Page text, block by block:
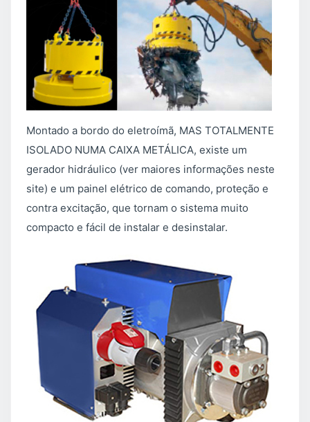
Montado a bordo do eletroímã, MAS TOTALMENTE
ISOLADO NUMA CAIXA METÁLICA, existe um
gerador hidráulico (ver maiores informações neste
site) e um painel elétrico de comando, proteção e
contra excitação, que tornam o sistema muito
compacto e fácil de instalar e desinstalar.